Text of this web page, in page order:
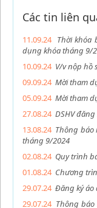
Các tin liên
11.09.24 Thời khóa
dụng khóa tháng 9/
10.09.24 V/v nộp hồ
09.09.24 Mời tham
05.09.24 Mời tham
27.08.24 DSHV
13.08.24 Thông báo
tháng 9/2024
02.08.24 Quy trình
01.08.24 Chương
29.07.24 Đăng ký áo
29.07.24 Thông